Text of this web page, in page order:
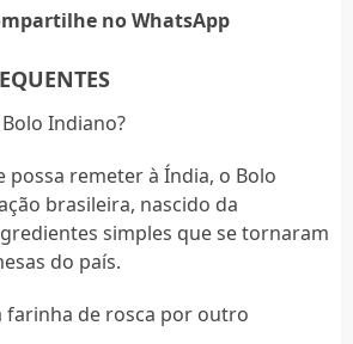
no WhatsApp
Indiano?
possa remeter à Índia, o Bolo
brasileira, nascido da
simples que se tornaram
do país.
farinha de rosca por outro